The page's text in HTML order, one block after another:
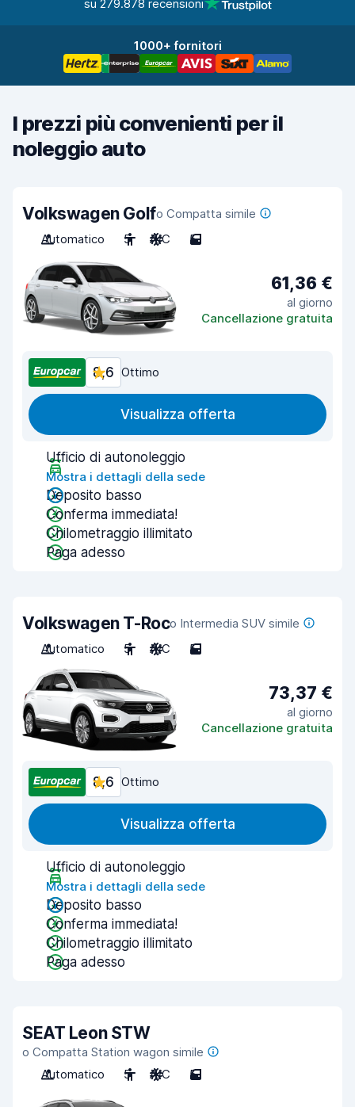
su 279.878 recensioni
1000+ fornitori
I prezzi più convenienti per il
noleggio auto
Volkswagen Golfo Compatta simile
Automatico
5 A/C 5
61,36 €
al giorno
Cancellazione gratuita
8,6 Ottimo
Visualizza offerta
Ufficio di autonoleggio
Mostra i dettagli della sede
Deposito basso
Conferma immediata!
Chilometraggio illimitato
Paga adesso
Volkswagen T-Roco Intermedia SUV simile
Automatico
5 A/C 5
73,37 €
al giorno
Cancellazione gratuita
8,6 Ottimo
Visualizza offerta
Ufficio di autonoleggio
Mostra i dettagli della sede
Deposito basso
Conferma immediata!
Chilometraggio illimitato
Paga adesso
SEAT Leon STW
o Compatta Station wagon simile
Automatico
5 A/C 5